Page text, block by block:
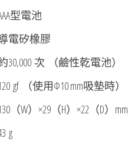
型電池
電矽橡膠
30,000 次 （鹼性乾電池）
gf （使用Φ10 mm吸墊時）
（W）×29（H）×22（D）mm
g